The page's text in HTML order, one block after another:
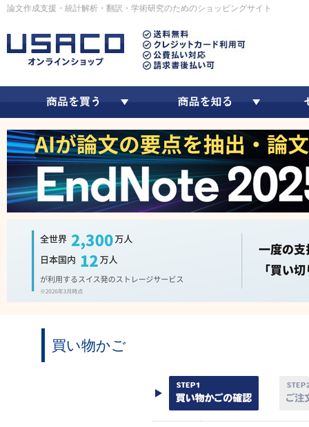
論文作成支援・統計解析・翻訳・学術研究のためのショッピングサイト
買い物かご